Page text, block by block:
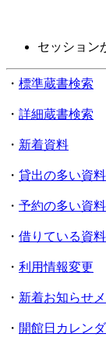
セッション
・ 標準蔵書検索
・ 詳細蔵書検索
・ 新着資料
・ 貸出の多い資料
・ 予約の多い資料
・ 借りている資料
・ 利用情報変更
・ 新着お知らせ
・ 開館日カレン